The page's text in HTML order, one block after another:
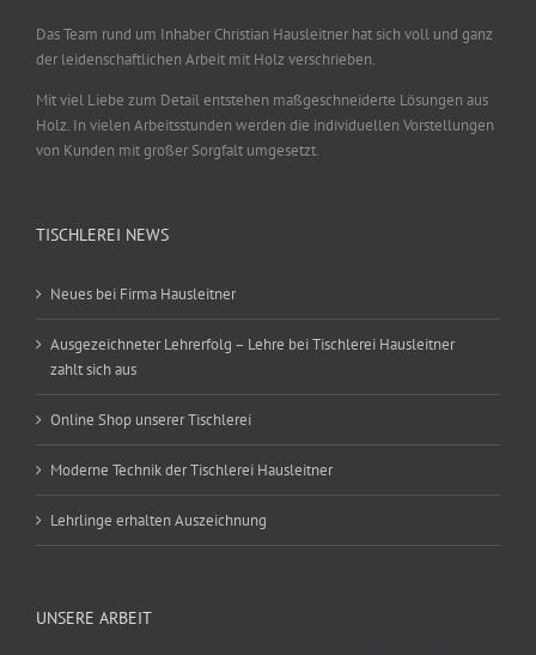
Das Team rund um Inhaber Christian Hausleitner hat sich voll und ganz
der leidenschaftlichen Arbeit mit Holz verschrieben.
Mit viel Liebe zum Detail entstehen maßgeschneiderte Lösungen aus
Holz. In vielen Arbeitsstunden werden die individuellen Vorstellungen
von Kunden mit großer Sorgfalt umgesetzt.
TISCHLEREI NEWS
Neues bei Firma Hausleitner
Ausgezeichneter Lehrerfolg – Lehre bei Tischlerei Hausleitner
zahlt sich aus
Online Shop unserer Tischlerei
Moderne Technik der Tischlerei Hausleitner
Lehrlinge erhalten Auszeichnung
UNSERE ARBEIT